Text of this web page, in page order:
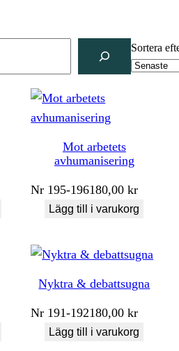
Sortera
Mot arbetets
avhumanisering
Nr 195-196180,00kr
Lägg till i varukorg
Nyktra & debattsugna
Nr 191-192180,00kr
Lägg till i varukorg